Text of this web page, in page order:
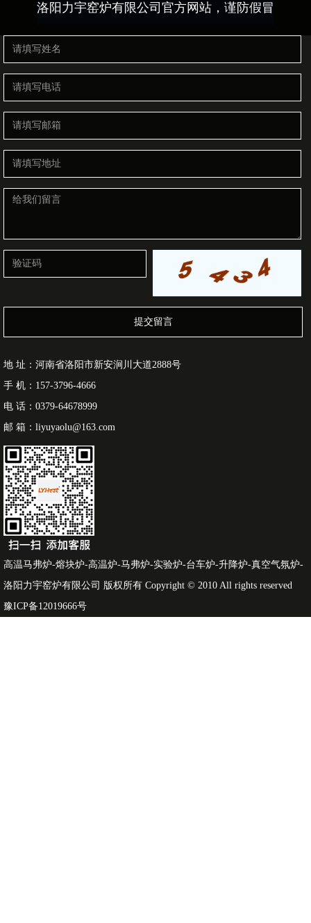
洛阳力宇窑炉有限公司官方网站，谨防假冒
提交留言
地 址：河南省洛阳市新安涧川大道2888号
手 机：157-3796-4666
电 话：0379-64678999
邮 箱：liyuyaolu@163.com
高温马弗炉-熔块炉-高温炉-马弗炉-实验炉-台车炉-升降炉-真空气氛炉-
洛阳力宇窑炉有限公司 版权所有 Copyright © 2010 All rights reserved
豫ICP备12019666号